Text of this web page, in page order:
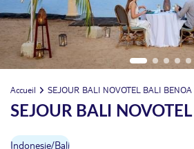
Accueil SEJOUR BALI NOVOTEL BALI BENOA
SEJOUR BALI
Indonesie/Bali